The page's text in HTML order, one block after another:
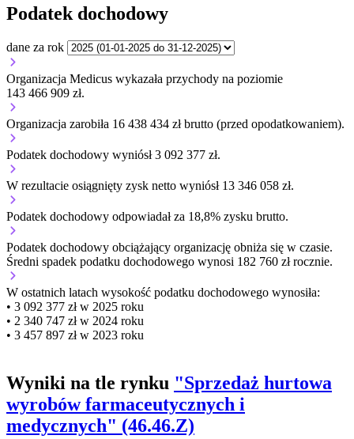
Podatek dochodowy
dane za rok
Organizacja Medicus wykazała przychody na poziomie
143 466 909 zł.
Organizacja zarobiła 16 438 434 zł brutto (przed opodatkowaniem).
Podatek dochodowy wyniósł 3 092 377 zł.
W rezultacie osiągnięty zysk netto wyniósł 13 346 058 zł.
Podatek dochodowy odpowiadał za 18,8% zysku brutto.
Podatek dochodowy obciążający organizację obniża się w czasie.
Średni spadek podatku dochodowego wynosi 182 760 zł rocznie.
W ostatnich latach wysokość podatku dochodowego wynosiła:
• 3 092 377 zł w 2025 roku
• 2 340 747 zł w 2024 roku
• 3 457 897 zł w 2023 roku
Wyniki na tle rynku "Sprzedaż hurtowa
wyrobów farmaceutycznych i
medycznych" (46.46.Z)